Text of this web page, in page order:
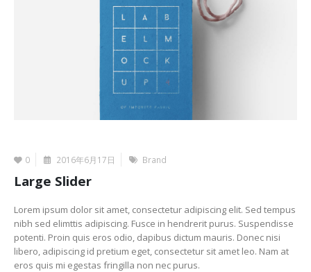
0 2016年6月17日 Brand
Large Slider
Lorem ipsum dolor sit amet, consectetur adipiscing elit. Sed tempus
nibh sed elimttis adipiscing. Fusce in hendrerit purus. Suspendisse
potenti. Proin quis eros odio, dapibus dictum mauris. Donec nisi
libero, adipiscing id pretium eget, consectetur sit amet leo. Nam at
eros quis mi egestas fringilla non nec purus.